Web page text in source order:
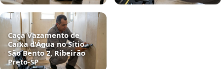
Caça Vazamento de
Caixa d'Água no Sítio
São Bento 2, Ribeirão
Preto‑SP